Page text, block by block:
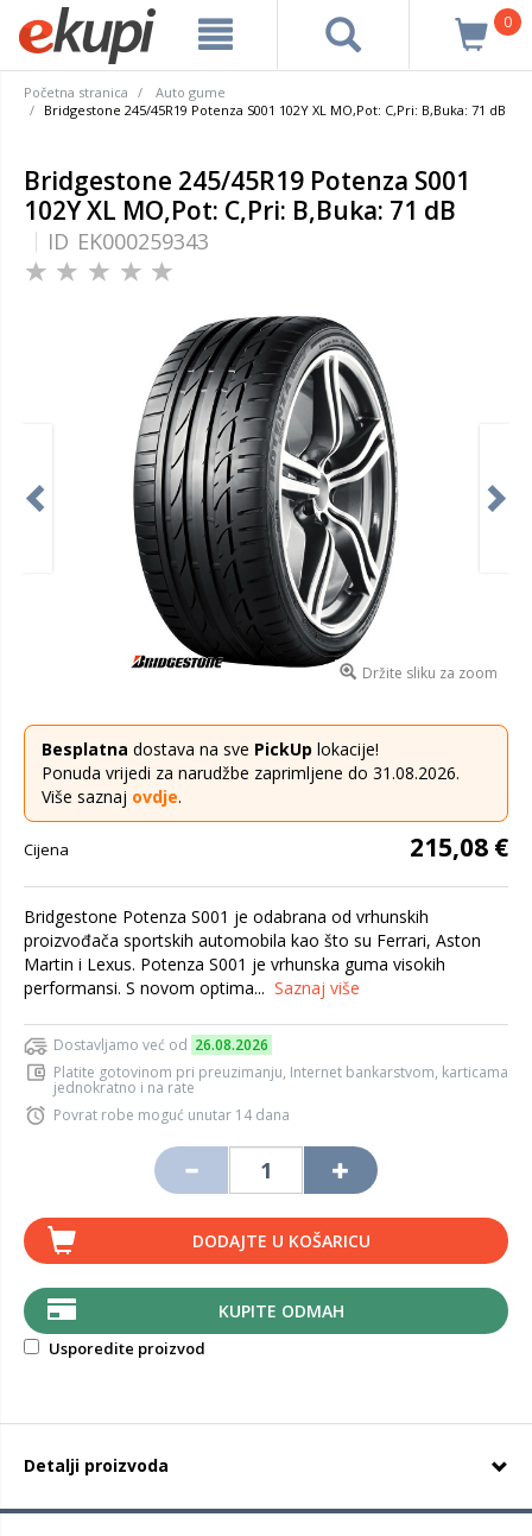
0
Početna stranica
Auto gume
Bridgestone 245/45R19 Potenza S001 102Y XL MO,Pot: C,Pri: B,Buka: 71 dB
Bridgestone 245/45R19 Potenza S001
102Y XL MO,Pot: C,Pri: B,Buka: 71 dB
ID EK000259343
Držite sliku za zoom
Besplatna dostava na sve PickUp lokacije!
Ponuda vrijedi za narudžbe zaprimljene do 31.08.2026.
Više saznaj ovdje.
Cijena 215,08 €
Bridgestone Potenza S001 je odabrana od vrhunskih
proizvođača sportskih automobila kao što su Ferrari, Aston
Martin i Lexus. Potenza S001 je vrhunska guma visokih
performansi. S novom optima... Saznaj više
Dostavljamo već od 26.08.2026
Platite gotovinom pri preuzimanju, Internet bankarstvom, karticama
jednokratno i na rate
Povrat robe moguć unutar 14 dana
DODAJTE U KOŠARICU
KUPITE ODMAH
Usporedite proizvod
Detalji proizvoda